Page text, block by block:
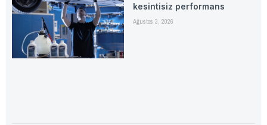
kesintisiz performans
Ağustos 3, 2026